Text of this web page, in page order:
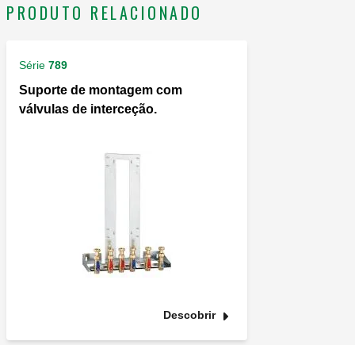
PRODUTO RELACIONADO
Série 789
Suporte de montagem com
válvulas de interceção.
Descobrir